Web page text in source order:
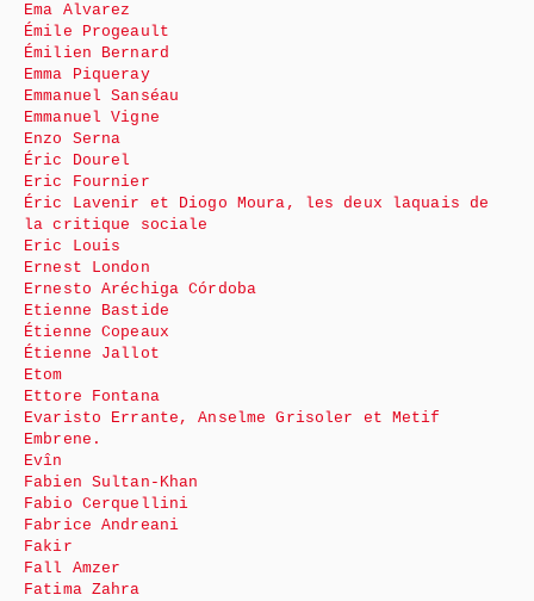
Ema Alvarez
Émile Progeault
Émilien Bernard
Emma Piqueray
Emmanuel Sanséau
Emmanuel Vigne
Enzo Serna
Éric Dourel
Eric Fournier
Éric Lavenir et Diogo Moura, les deux laquais de
la critique sociale
Eric Louis
Ernest London
Ernesto Aréchiga Córdoba
Etienne Bastide
Étienne Copeaux
Étienne Jallot
Etom
Ettore Fontana
Evaristo Errante, Anselme Grisoler et Metif
Embrene.
Evîn
Fabien Sultan-Khan
Fabio Cerquellini
Fabrice Andreani
Fakir
Fall Amzer
Fatima Zahra